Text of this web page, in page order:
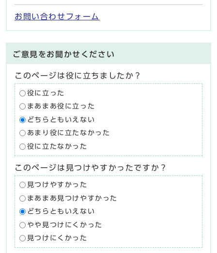
お問い合わせフォーム
ご意見をお聞かせください
このページは役に立ちましたか？
役に立った
まあまあ役に立った
どちらともいえない
あまり役に立たなかった
役に立たなかった
このページは見つけやすかったですか？
見つけやすかった
まあまあ見つけやすかった
どちらともいえない
やや見つけにくかった
見つけにくかった